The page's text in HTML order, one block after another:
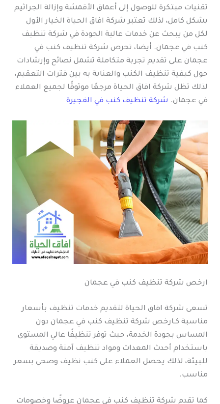
تقنيات مبتكرة للوصول إلى أعماق الأقمشة وإزالة الجراثيم
بشكل كامل، لذلك تعتبر شركة افاق الحياة الخيار الأول
لكل من يبحث عن خدمات عالية الجودة في شركة تنظيف
كنب في عجمان. أيضا، تحرص شركة تنظيف كنب في
عجمان على تقديم تجربة متكاملة تشمل نصائح وإرشادات
حول كيفية تنظيف الكنب والعناية به بين فترات التعقيم،
لذلك تظل شركة افاق الحياة مرجعًا موثوقًا لجميع العملاء
في عجمان. شركة تنظيف كنب في الفجيرة
ارخص شركة تنظيف كنب في عجمان
تسعى شركة افاق الحياة لتقديم خدمات تنظيف بأسعار
مناسبة كـارخص شركة تنظيف كنب في عجمان دون
المساس بجودة الخدمة، حيث توفر تنظيفًا عالي المستوى
باستخدام أحدث المعدات ومواد تنظيف آمنة وصديقة
للبيئة، لذلك يحصل العملاء على كنب نظيف وصحي بسعر
مناسب.
كما تقدم شركة تنظيف كنب في عجمان عروضًا وخصومات